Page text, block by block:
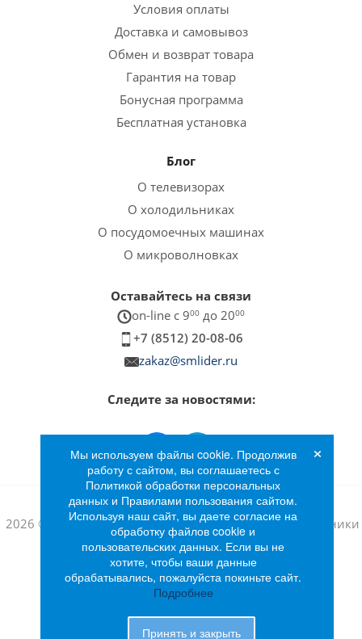
Условия оплаты
Доставка и самовывоз
Обмен и возврат товара
Гарантия на товар
Бонусная программа
Бесплатная установка
Блог
О телевизорах
О холодильниках
О посудомоечных машинах
О микроволновках
Оставайтесь на связи
on-line c 900 до 2000
+7 (8512) 20-08-06
zakaz@smlider.ru
Следите за новостями:
2026 © Интернет-магазин бытовой техники и электроники
«Лидер»
Мы используем файлы cookie. Продолжив
работу с сайтом, вы соглашаетесь с
Политикой обработки персональных
данных и Правилами пользования сайтом.
Используя наш сайт, вы даете согласие на
обработку файлов cookie и
пользовательских данных. Если вы не
хотите, чтобы ваши данные
обрабатывались, пожалуйста покиньте сайт.
Подробнее
Принять и закрыть
×